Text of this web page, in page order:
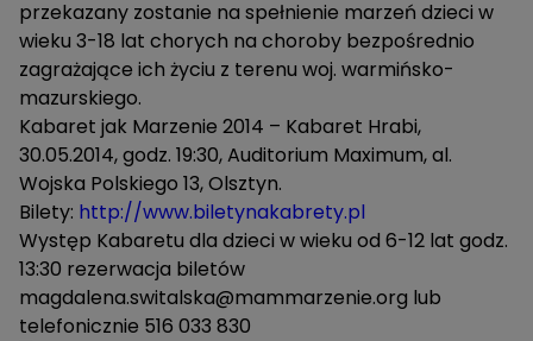
przekazany zostanie na spełnienie marzeń dzieci w
wieku 3-18 lat chorych na choroby bezpośrednio
zagrażające ich życiu z terenu woj. warmińsko-
mazurskiego.
Kabaret jak Marzenie 2014 – Kabaret Hrabi,
30.05.2014, godz. 19:30, Auditorium Maximum, al.
Wojska Polskiego 13, Olsztyn.
Bilety: http://www.biletynakabrety.pl
Występ Kabaretu dla dzieci w wieku od 6-12 lat godz.
13:30 rezerwacja biletów
magdalena.switalska@mammarzenie.org lub
telefonicznie 516 033 830